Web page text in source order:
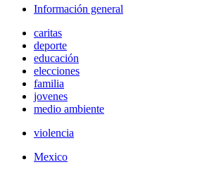
Información general
caritas
deporte
educación
elecciones
familia
jovenes
medio ambiente
violencia
Mexico